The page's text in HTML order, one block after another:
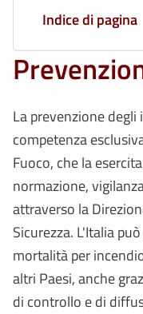
La prevenzione
competenza
Fuoco, che la
normazione,
attraverso la
Sicurezza. L'Italia
mortalità per
altri Paesi, anche
di controllo e di
Indice di pagina